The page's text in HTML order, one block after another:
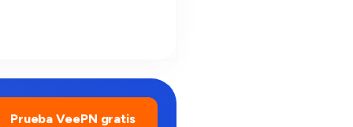
Prueba VeePN gratis